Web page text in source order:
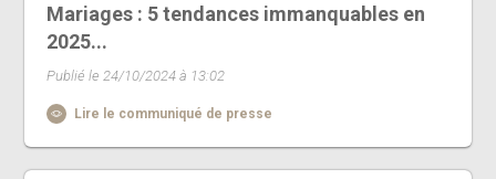
Mariages : 5 tendances immanquables en
2025...
Publié le 24/10/2024 à 13:02
Lire le communiqué de presse